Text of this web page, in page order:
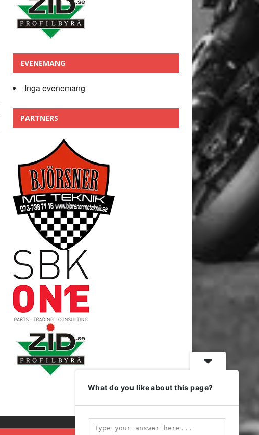
EVENEMANG
Inga evenemang
PARTNERS
What do you like about this page?